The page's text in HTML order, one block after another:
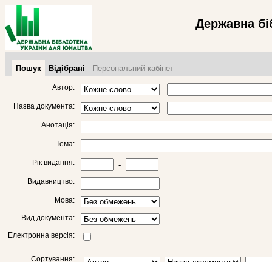
Державна
Пошук Відібрані Персональний кабінет
Автор:
Назва документа:
Анотація:
Тема:
Рік видання: -
Видавництво:
Мова:
Вид документа:
Електронна версія:
Сортування: